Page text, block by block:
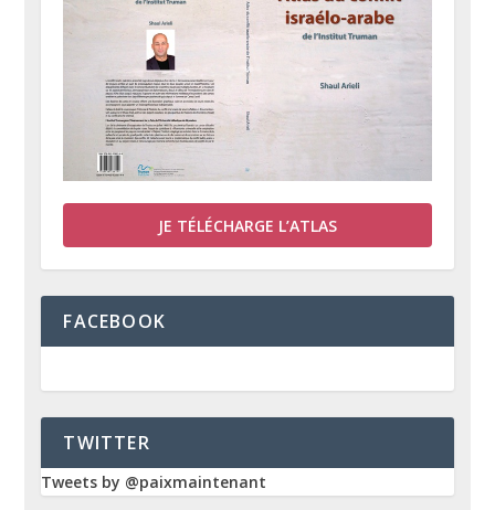
JE TÉLÉCHARGE L’ATLAS
FACEBOOK
TWITTER
Tweets by @paixmaintenant